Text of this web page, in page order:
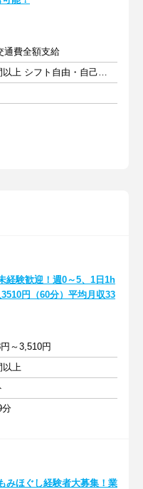
通費全額支給
週3日以上 1日8時間以上 シフト自由・自己申告
経験歓迎！週0～5、1日1h
円（60分）平均月収33
～3,510円
以上
分
みほぐし経験者大募集！業